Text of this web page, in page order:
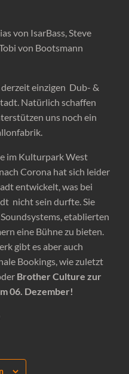
von IsarBass, Steve
von Bootsmann
einzigen Dub- &
Natürlich schaffen
uns noch ein
im Kulturpark West
Corona hat sich leider
entwickelt, was bei
nicht sein durfte. Sie
etablierten
eine Bühne zu bieten.
gibt es aber auch
Bookings, wie zuletzt
Brother Culture zur
06. Dezember!